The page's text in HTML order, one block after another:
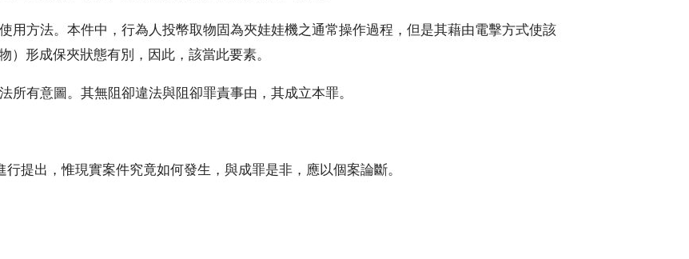
方法。本件中，行為人投幣取物固為夾娃娃機之通常操作過程，但是其藉由電擊方式使該
形成保夾狀態有別，因此，該當此要素。
有意圖。其無阻卻違法與阻卻罪責事由，其成立本罪。
提出，惟現實案件究竟如何發生，與成罪是非，應以個案論斷。